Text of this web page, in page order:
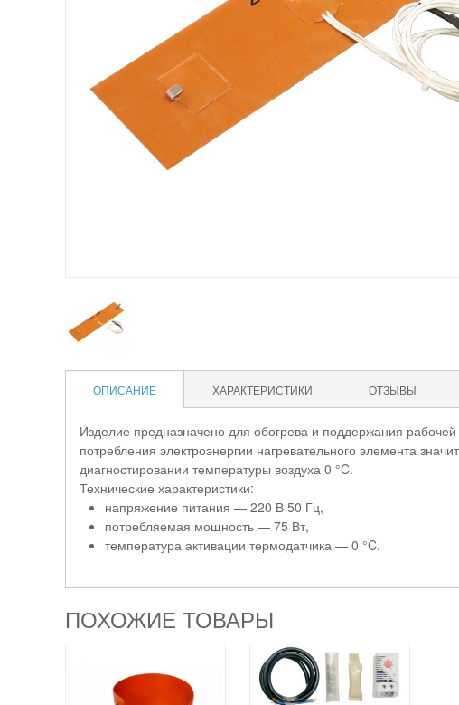
ОПИСАНИЕ ХАРАКТЕРИСТИКИ ОТЗЫВЫ
Изделие предназначено для обогрева и поддержания
потребления электроэнергии нагревательного элемента
диагностировании температуры воздуха 0 °C.
Технические характеристики:
напряжение питания — 220 В 50 Гц,
потребляемая мощность — 75 Вт,
температура активации термодатчика — 0 °C.
ПОХОЖИЕ ТОВАРЫ